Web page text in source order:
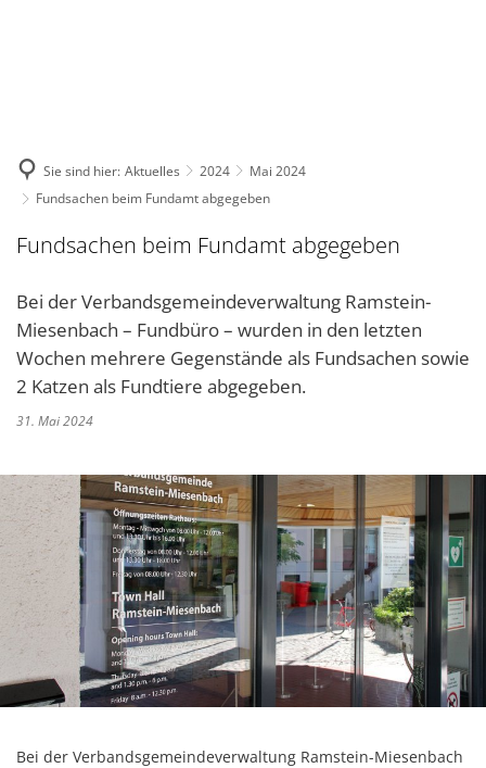
Sie sind hier: Aktuelles 2024
Mai 2024
Fundsachen beim Fundamt abgegeben
Fundsachen beim Fundamt abgegeben
Bei der Verbandsgemeindeverwaltung Ramstein-
Miesenbach – Fundbüro – wurden in den letzten
Wochen mehrere Gegenstände als Fundsachen sowie
2 Katzen als Fundtiere abgegeben.
31. Mai 2024
Bei der Verbandsgemeindeverwaltung Ramstein-Miesenbach